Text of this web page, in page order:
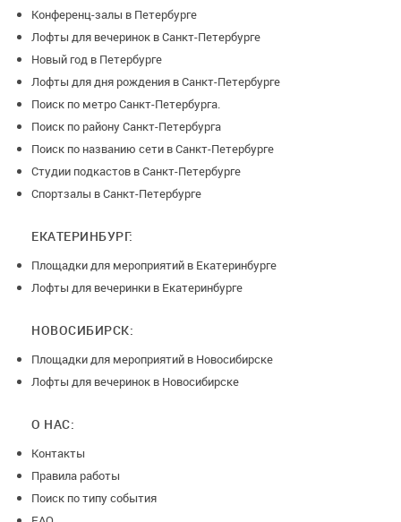
Конференц-залы в Петербурге
Лофты для вечеринок в Санкт-Петербурге
Новый год в Петербурге
Лофты для дня рождения в Санкт-Петербурге
Поиск по метро Санкт-Петербурга.
Поиск по району Санкт-Петербурга
Поиск по названию сети в Санкт-Петербурге
Студии подкастов в Санкт-Петербурге
Спортзалы в Санкт-Петербурге
ЕКАТЕРИНБУРГ:
Площадки для мероприятий в Екатеринбурге
Лофты для вечеринки в Екатеринбурге
НОВОСИБИРСК:
Площадки для мероприятий в Новосибирске
Лофты для вечеринок в Новосибирске
О НАС:
Контакты
Правила работы
Поиск по типу события